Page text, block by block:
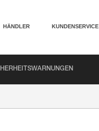
HÄNDLER KUNDENSERVICE